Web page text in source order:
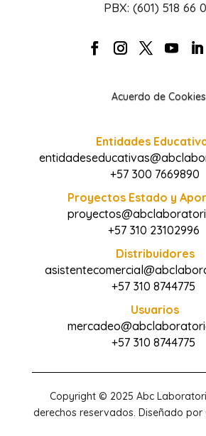
PBX: (601) 518 66
Acuerdo de Cookies
Entidades
+57 300 7669890
Proyectos Estado y
+57 310 23102996
Distribuidores
+57 310 8744775
Usuarios
+57 310 8744775
Copyright © 2025 Abc
derechos reservados. Diseñado por